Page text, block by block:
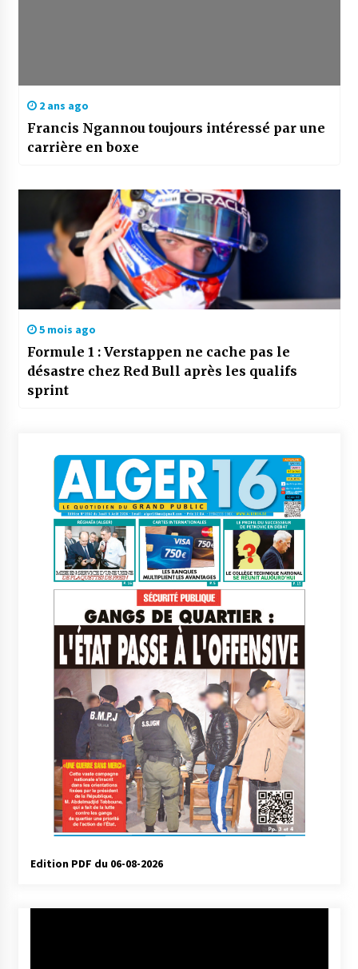
2 ans ago
Francis Ngannou toujours intéressé par une
carrière en boxe
5 mois ago
Formule 1 : Verstappen ne cache pas le
désastre chez Red Bull après les qualifs
sprint
Edition PDF du 06-08-2026